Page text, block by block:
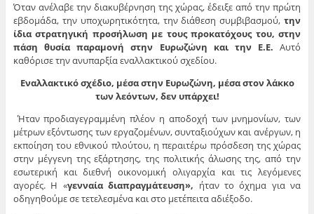
Όταν ανέλαβε την διακυβέρνηση της χώρας, έδειξε από την πρώτη
εβδομάδα, την υποχωρητικότητα, την διάθεση συμβιβασμού,την
ίδια στρατηγική προσήλωση με τους προκατόχους του, στην
πάση θυσία παραμονή στην Ευρωζώνη και την Ε.Ε. Αυτό
καθόρισε την ανυπαρξία εναλλακτικού σχεδίου.
Εναλλακτικό σχέδιο, μέσα στην Ευρωζώνη, μέσα στον λάκκο
των λεόντων, δεν υπάρχει!
Ήταν προδιαγεγραμμένη πλέον η αποδοχή των μνημονίων, των
μέτρων εξόντωσης των εργαζομένων, συνταξιούχων και ανέργων, η
εκποίηση του εθνικού πλούτου, η περαιτέρω πρόσδεση της χώρας
στην μέγγενη της εξάρτησης, της πολιτικής άλωσης της, από την
εσωτερική και διεθνή οικονομική ολιγαρχία και τις λεγόμενες
αγορές. Η «γενναία διαπραγμάτευση», ήταν το όχημα για να
οδηγηθούμε σε τετελεσμένα και στο μετέπειτα αδιέξοδο.